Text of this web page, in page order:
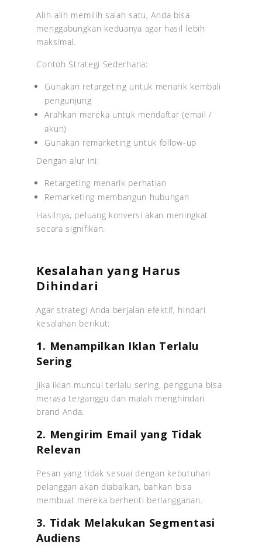
Alih-alih memilih salah satu, Anda bisa
menggabungkan keduanya agar hasil lebih
maksimal.
Contoh Strategi Sederhana:
Gunakan retargeting untuk menarik kembali
pengunjung
Arahkan mereka untuk mendaftar (email /
akun)
Gunakan remarketing untuk follow-up
Dengan alur ini:
Retargeting menarik perhatian
Remarketing membangun hubungan
Hasilnya, peluang konversi akan meningkat
secara signifikan.
Kesalahan yang Harus
Dihindari
Agar strategi Anda berjalan efektif, hindari
kesalahan berikut:
1. Menampilkan Iklan Terlalu
Sering
Jika iklan muncul terlalu sering, pengguna bisa
merasa terganggu dan malah menghindari
brand Anda.
2. Mengirim Email yang Tidak
Relevan
Pesan yang tidak sesuai dengan kebutuhan
pelanggan akan diabaikan, bahkan bisa
membuat mereka berhenti berlangganan.
3. Tidak Melakukan Segmentasi
Audiens